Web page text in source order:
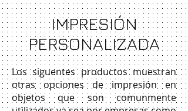
IMPRESIÓN
PERSONALIZADA
Los siguentes productos muestran
otras opciones de impresión en
objetos que son comunmente